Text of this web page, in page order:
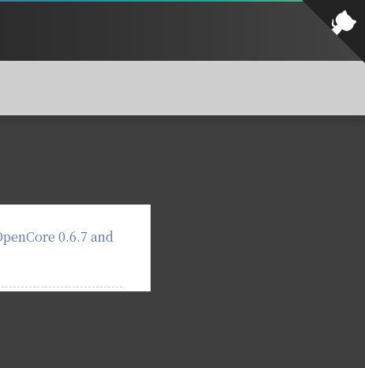
0.6.7 and